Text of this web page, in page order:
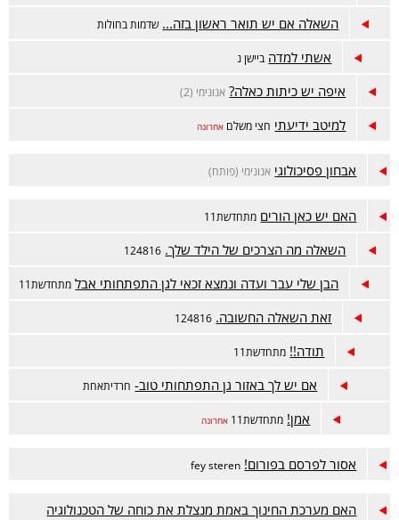
השאלה אם יש תואר ראשון בזה... שדמות בחולות
אשתי למדה ביישן נ
איפה יש כיתות כאלה? אנונימי (2)
למיטב ידיעתי חצי משלם אחרונה
אבחון פסיכולוגי אנונימי (פותח)
האם יש כאן הורים מתחדשת11
השאלה מה הצרכים של הילד שלך. 124816
הבן שלי עבר ועדה ונמצא זכאי לגן התפתחותי אבל מתחדשת11
זאת השאלה החשובה. 124816
תודה!! מתחדשת11
אם יש לך באזור גן התפתחותי טוב- חרדיתאחת
אמן! מתחדשת11 אחרונה
אסור לפרסם בפורום! fey steren
האם מערכת החינוך באמת מנצלת את כוחה של הטכנולוגיה